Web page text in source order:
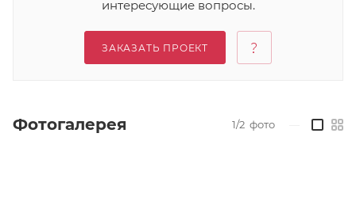
интересующие вопросы.
ЗАКАЗАТЬ ПРОЕКТ
Фотогалерея 1/2 фото